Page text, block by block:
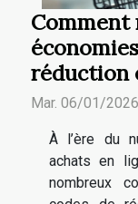
Comment
réduction
Mar. 06/01/2026
À l’ère du
achats en
nombreux